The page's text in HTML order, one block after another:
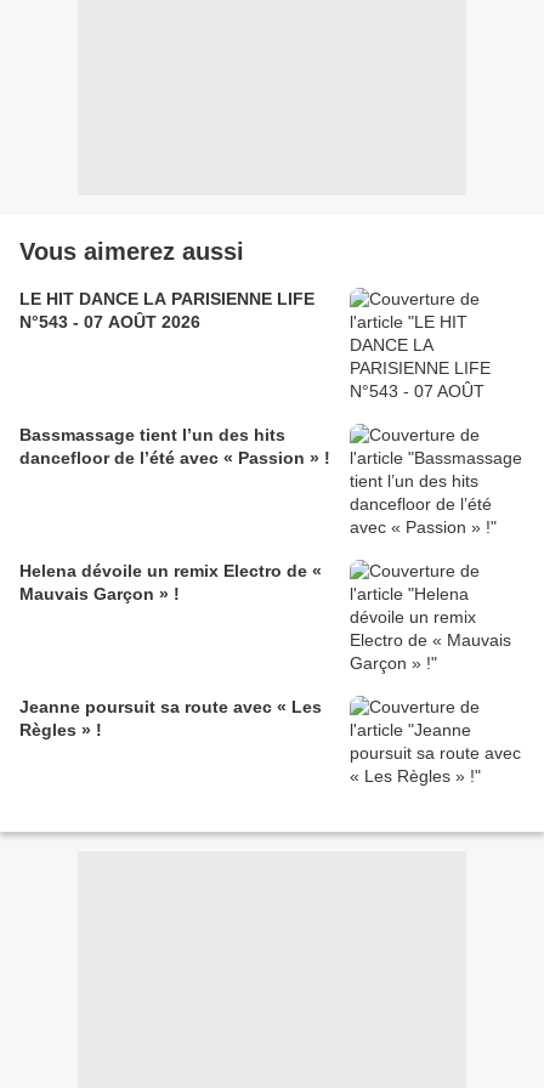
Vous aimerez aussi
LE HIT DANCE LA PARISIENNE LIFE
N°543 - 07 AOÛT 2026
Bassmassage tient l’un des hits
dancefloor de l’été avec « Passion » !
Helena dévoile un remix Electro de «
Mauvais Garçon » !
Jeanne poursuit sa route avec « Les
Règles » !